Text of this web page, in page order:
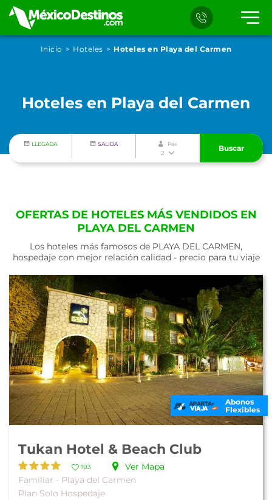
Inicio Hoteles Hoteles en Playa del Carmen
Hoteles en Playa del Carmen
LLEGADA SALIDA Pax
2
Buscar
OFERTAS DE HOTELES MÁS VENDIDOS EN
PLAYA DEL CARMEN
Los hoteles más famosos de PLAYA DEL CARMEN,
hospedaje con mejor relación calidad - precio para tu viaje
Abonos
Flexibles
Tukan Hotel & Beach Club
103
Ver Mapa
Familiar - Playa del Carmen
Plan Solo Hospedaje